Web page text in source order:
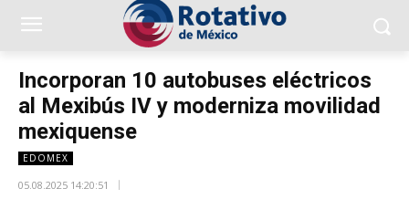
Incorporan 10 autobuses eléctricos
al Mexibús IV y moderniza movilidad
mexiquense
EDOMEX
05.08.2025 14:20:51